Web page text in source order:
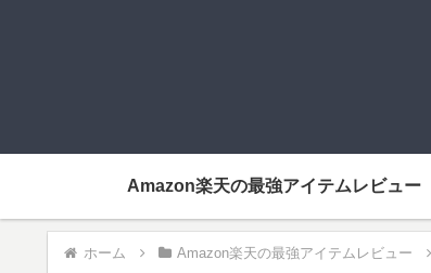
Amazon楽天の最強アイテムレビュー
ホーム Amazon楽天の最強アイテムレビュー